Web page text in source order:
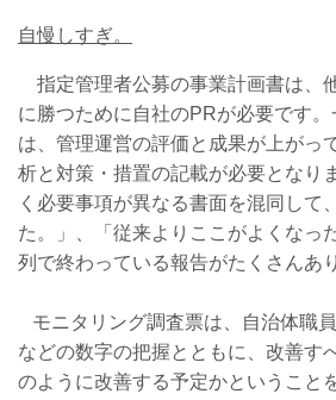
自慢しすぎ。
指定管理者公募の事業計画書は、
に勝つために自社のPRが必要です
は、管理運営の評価と成果が上がっ
析と対策・措置の記載が必要となり
く必要事項が異なる書面を混同して
た。」、「従来よりここがよくなっ
列で終わっている報告がたくさんあ
モニタリング調査票は、自治体職
などの数字の把握とともに、改善す
のように改善する予定かということ